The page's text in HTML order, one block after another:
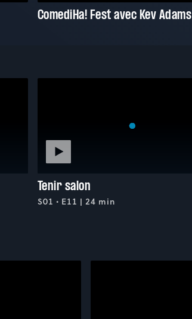
ComediHa! Fest avec Kev Adams
Tenir salon
S01 • E11 | 24 min